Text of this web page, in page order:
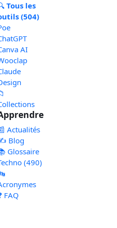
Tous les
(504)
AI
Actualités
Blog
Glossaire
(490)
FAQ